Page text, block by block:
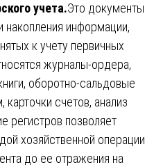
учета.Это документы
накопления информации,
к учету первичных
журналы-ордера,
оборотно-сальдовые
счетов, анализ
регистров позволяет
хозяйственной операции
до ее отражения на